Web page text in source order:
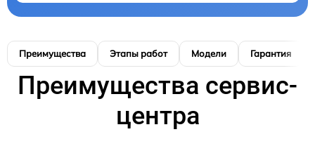
Преимущества Этапы работ Модели Гарантия
Преимущества сервис-
центра